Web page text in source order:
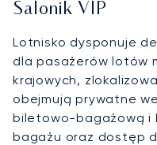
Salonik VIP
Lotnisko dysponuje
dla pasażerów lotów
krajowych,
obejmują prywatne
biletowo-bagażową i
bagażu oraz dostęp